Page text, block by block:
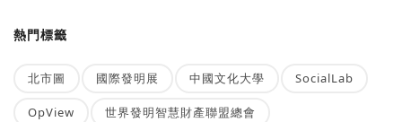
熱門標籤
北市圖 國際發明展 中國文化大學 SocialLab
OpView 世界發明智慧財產聯盟總會